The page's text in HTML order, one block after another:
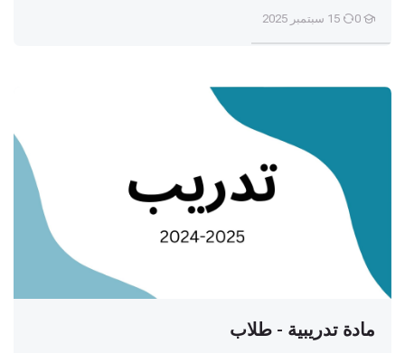
0 15 سبتمبر 2025
مادة تدريبية - طلاب
مادة تدريبية - طلاب